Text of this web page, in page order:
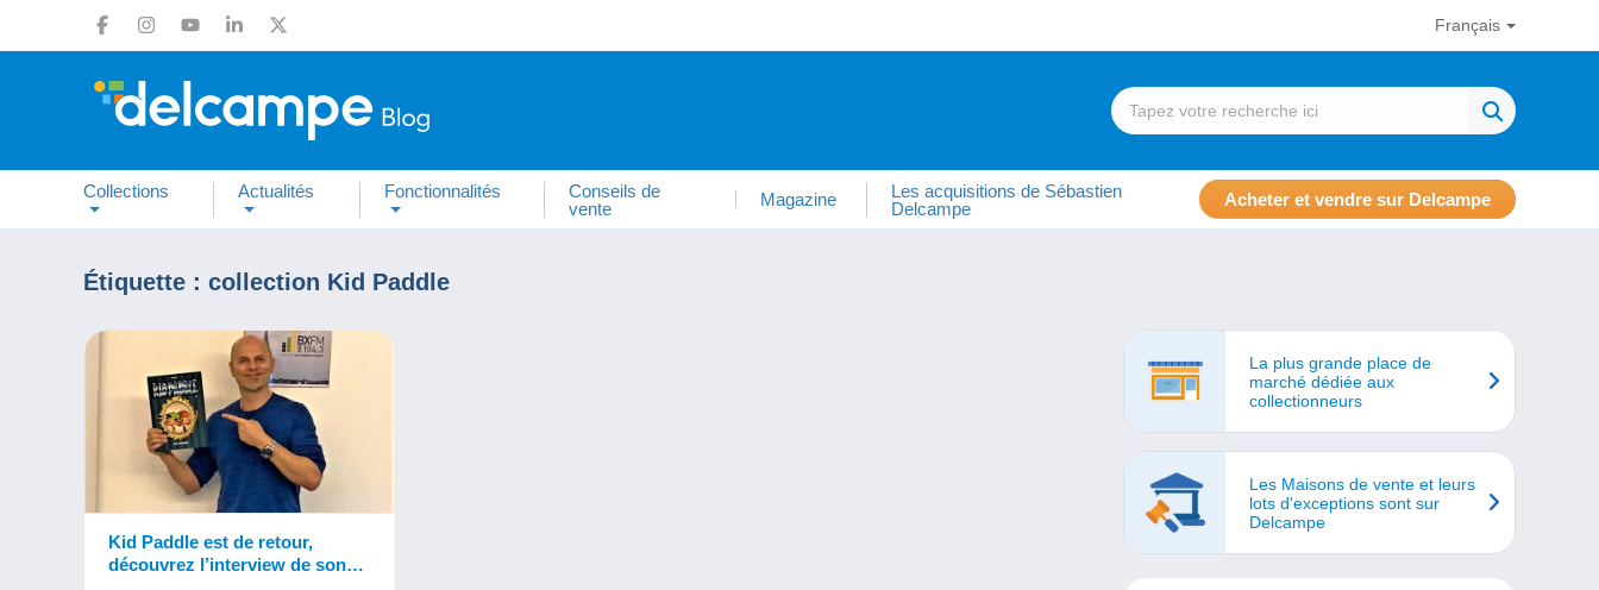
Français
Collections Actualités Fonctionnalités
Conseils de
vente
Magazine
Les acquisitions de Sébastien
Delcampe
Acheter et vendre sur Delcampe
Étiquette : collection Kid Paddle
Kid Paddle est de retour,
découvrez l’interview de son
La plus grande place de
marché dédiée aux
collectionneurs
Les Maisons de vente et leurs
lots d'exceptions sont sur
Delcampe